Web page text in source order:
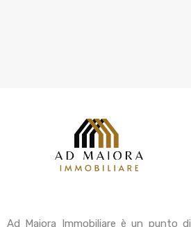
Ad Maiora Immobiliare è un punto di